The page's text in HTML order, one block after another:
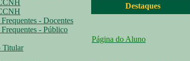
- Docentes
Frequentes - Público
Titular
Destaques
Página do Aluno